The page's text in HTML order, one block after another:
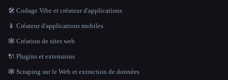
🛠️ Codage Vibe et créateur d'applications
📱 Créateur d'applications mobiles
🕸 Création de sites web
🔌 Plugins et extensions
🕸️ Scraping sur le Web et extraction de données